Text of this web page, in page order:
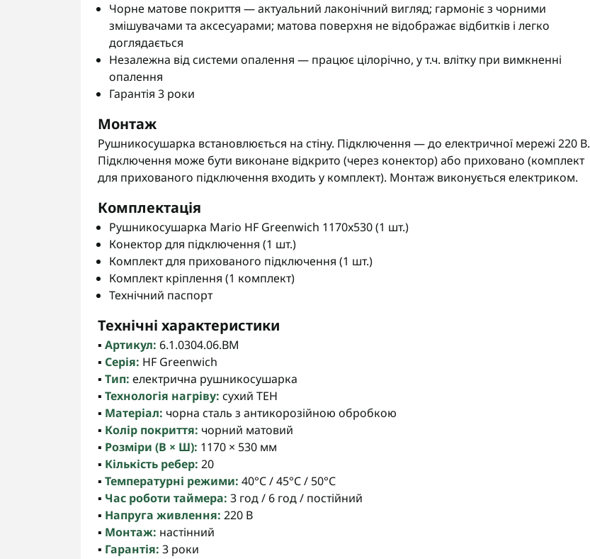
Чорне матове покриття — актуальний лаконічний вигляд; гармоніє з чорними
змішувачами та аксесуарами; матова поверхня не відображає відбитків і легко
доглядається
Незалежна від системи опалення — працює цілорічно, у т.ч. влітку при вимкненні
опалення
Гарантія 3 роки
Монтаж
Рушникосушарка встановлюється на стіну. Підключення — до електричної мережі 220 В.
Підключення може бути виконане відкрито (через конектор) або приховано (комплект
для прихованого підключення входить у комплект). Монтаж виконується електриком.
Комплектація
Рушникосушарка Mario HF Greenwich 1170x530 (1 шт.)
Конектор для підключення (1 шт.)
Комплект для прихованого підключення (1 шт.)
Комплект кріплення (1 комплект)
Технічний паспорт
Технічні характеристики
▪️ Артикул: 6.1.0304.06.BM
▪️ Серія: HF Greenwich
▪️ Тип: електрична рушникосушарка
▪️ Технологія нагріву: сухий ТЕН
▪️ Матеріал: чорна сталь з антикорозійною обробкою
▪️ Колір покриття: чорний матовий
▪️ Розміри (В × Ш): 1170 × 530 мм
▪️ Кількість ребер: 20
▪️ Температурні режими: 40°С / 45°С / 50°С
▪️ Час роботи таймера: 3 год / 6 год / постійний
▪️ Напруга живлення: 220 В
▪️ Монтаж: настінний
▪️ Гарантія: 3 роки